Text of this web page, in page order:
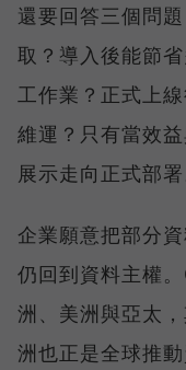
還要回答三個問
取？導入後能節
工作業？正式上
維運？只有當效
展示走向正式部署
企業願意把部分
仍回到資料主權
洲、美洲與亞太
洲也正是全球推